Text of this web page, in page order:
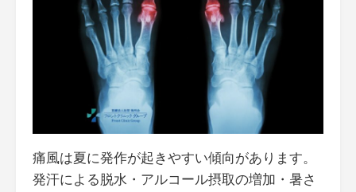
痛風は夏に発作が起きやすい傾向があります。
発汗による脱水・アルコール摂取の増加・暑さ